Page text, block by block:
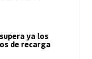
ya los
de recarga